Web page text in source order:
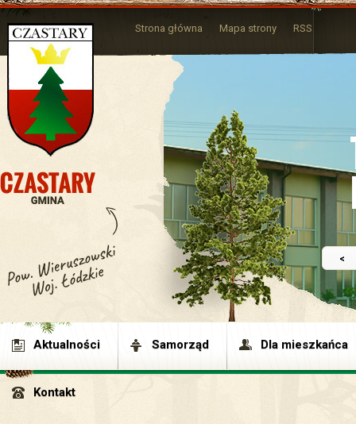
<
Strona główna Mapa strony RSS
Aktualności Samorząd Dla mieszkańca
Kontakt